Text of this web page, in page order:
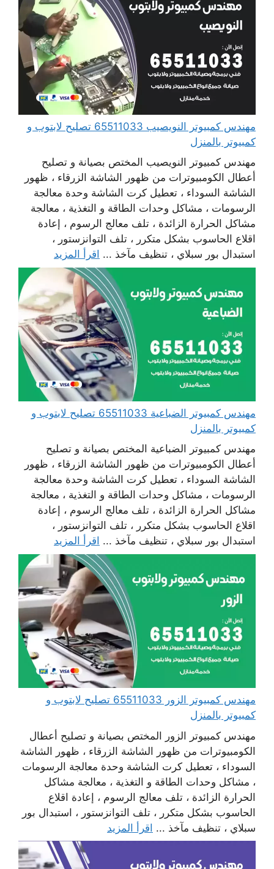
مهندس كمبيوتر النويصيب 65511033 تصليح لابتوب و
كمبيوتر بالمنزل
مهندس كمبيوتر النويصيب المختص بصيانة و تصليح
أعطال الكومبيوترات من ظهور الشاشة الزرقاء ، ظهور
الشاشة السوداء ، تعطيل كرت الشاشة وحدة معالجة
الرسومات ، مشاكل وحدات الطاقة و التغذية ، معالجة
مشاكل الحرارة الزائدة ، تلف معالج الرسوم ، إعادة
اقلاع الحاسوب بشكل متكرر ، تلف التوانزستور ،
استبدال بور سبلاي ، تنظيف مآخذ ... اقرأ المزيد
مهندس كمبيوتر الضباعية 65511033 تصليح لابتوب و
كمبيوتر بالمنزل
مهندس كمبيوتر الضباعية المختص بصيانة و تصليح
أعطال الكومبيوترات من ظهور الشاشة الزرقاء ، ظهور
الشاشة السوداء ، تعطيل كرت الشاشة وحدة معالجة
الرسومات ، مشاكل وحدات الطاقة و التغذية ، معالجة
مشاكل الحرارة الزائدة ، تلف معالج الرسوم ، إعادة
اقلاع الحاسوب بشكل متكرر ، تلف التوانزستور ،
استبدال بور سبلاي ، تنظيف مآخذ ... اقرأ المزيد
مهندس كمبيوتر الزور 65511033 تصليح لابتوب و
كمبيوتر بالمنزل
مهندس كمبيوتر الزور المختص بصيانة و تصليح أعطال
الكومبيوترات من ظهور الشاشة الزرقاء ، ظهور الشاشة
السوداء ، تعطيل كرت الشاشة وحدة معالجة الرسومات
، مشاكل وحدات الطاقة و التغذية ، معالجة مشاكل
الحرارة الزائدة ، تلف معالج الرسوم ، إعادة اقلاع
الحاسوب بشكل متكرر ، تلف التوانزستور ، استبدال بور
سبلاي ، تنظيف مآخذ ... اقرأ المزيد